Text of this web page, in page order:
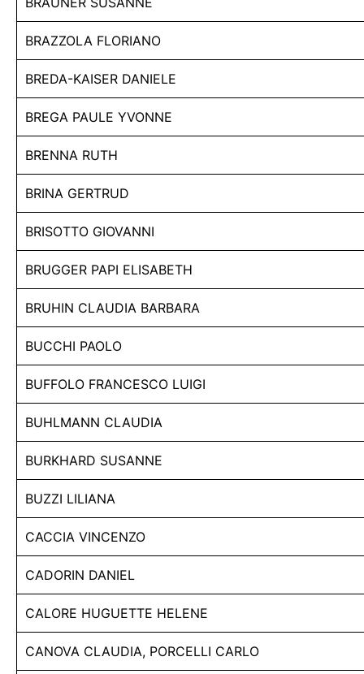
BRAZZOLA FLORIANO
BREDA-KAISER DANIELE
BREGA PAULE YVONNE
BRENNA RUTH
BRINA GERTRUD
BRISOTTO GIOVANNI
BRUGGER PAPI ELISABETH
BRUHIN CLAUDIA BARBARA
BUCCHI PAOLO
BUFFOLO FRANCESCO LUIGI
BUHLMANN CLAUDIA
BURKHARD SUSANNE
BUZZI LILIANA
CACCIA VINCENZO
CADORIN DANIEL
CALORE HUGUETTE HELENE
CANOVA CLAUDIA, PORCELLI CARLO